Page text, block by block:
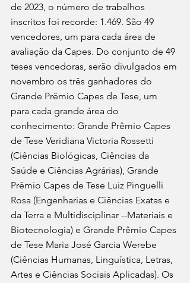
de 2023, o número de trabalhos
inscritos foi recorde: 1.469. São 49
vencedores, um para cada área de
avaliação da Capes. Do conjunto de 49
teses vencedoras, serão divulgados em
novembro os três ganhadores do
Grande Prêmio Capes de Tese, um
para cada grande área do
conhecimento: Grande Prêmio Capes
de Tese Veridiana Victoria Rossetti
(Ciências Biológicas, Ciências da
Saúde e Ciências Agrárias), Grande
Prêmio Capes de Tese Luiz Pinguelli
Rosa (Engenharias e Ciências Exatas e
da Terra e Multidisciplinar --Materiais e
Biotecnologia) e Grande Prêmio Capes
de Tese Maria José Garcia Werebe
(Ciências Humanas, Linguística, Letras,
Artes e Ciências Sociais Aplicadas). Os